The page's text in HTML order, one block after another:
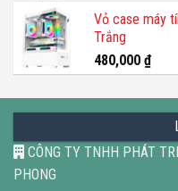
Vỏ case máy
Trắng
480,000 ₫
CÔNG TY TNHH PHÁT
PHONG